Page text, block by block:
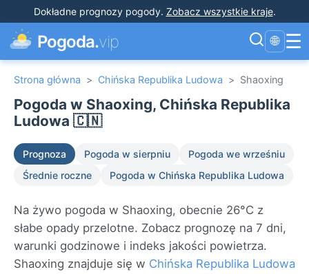
Dokładne prognozy pogody. Zobacz wszystkie kraje.
Pogoda.vip 🌐 ☰
Strona główna > Chińska Republika Ludowa > Shaoxing
Pogoda w Shaoxing, Chińska Republika
Ludowa 🇨🇳
Prognoza Pogoda w sierpniu
Pogoda we wrześniu
Średnie roczne
Pogoda w Chińska Republika Ludowa
Na żywo pogoda w Shaoxing, obecnie 26°C z
słabe opady przelotne. Zobacz prognozę na 7 dni,
warunki godzinowe i indeks jakości powietrza.
Shaoxing znajduje się w Chińska Republika Ludowa